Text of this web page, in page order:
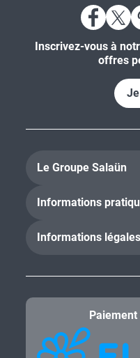
Inscrivez-vous à
offres
Le Groupe Salaün
Informations
Informations légales